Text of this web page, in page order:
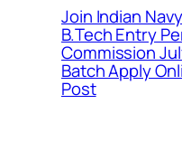
Join Indian
B.Tech Entry
Commission
Batch Apply
Post